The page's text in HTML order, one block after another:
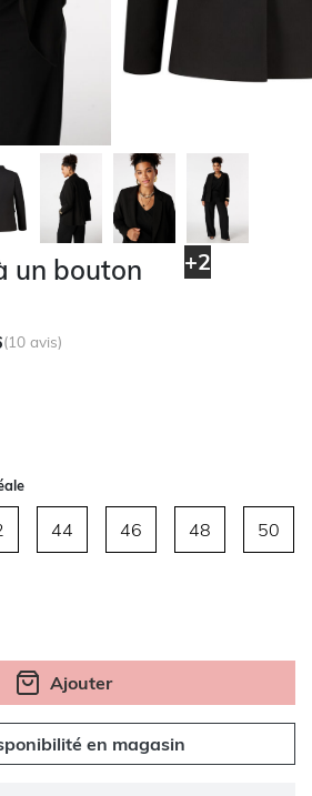
+2
un bouton
(10 avis)
44 46 48 50
Ajouter
en magasin